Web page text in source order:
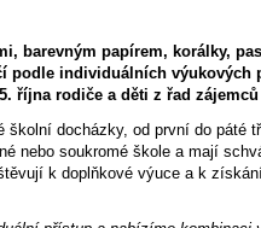
barevným papírem, korálky,
podle individuálních výukových
října rodiče a děti z řad
docházky, od první do páté
nebo soukromé škole a mají
k doplňkové výuce a k